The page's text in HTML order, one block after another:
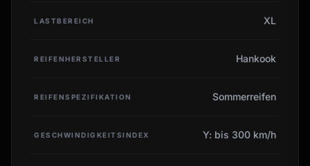
LASTBEREICH XL
REIFENHERSTELLER Hankook
REIFENSPEZIFIKATION Sommerreifen
GESCHWINDIGKEITSINDEX Y: bis 300 km/h